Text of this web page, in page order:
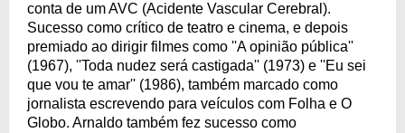
conta de um AVC (Acidente Vascular Cerebral).
Sucesso como crítico de teatro e cinema, e depois
premiado ao dirigir filmes como ''A opinião pública''
(1967), ''Toda nudez será castigada'' (1973) e ''Eu sei
que vou te amar'' (1986), também marcado como
jornalista escrevendo para veículos com Folha e O
Globo. Arnaldo também fez sucesso como